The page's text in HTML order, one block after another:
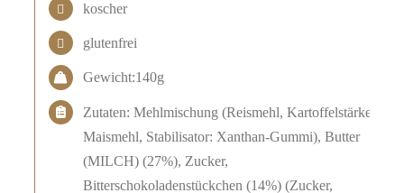
koscher
glutenfrei
Gewicht:140g
Zutaten: Mehlmischung (Reismehl, Kartoffelstärke,
Maismehl, Stabilisator: Xanthan-Gummi), Butter
(MILCH) (27%), Zucker,
Bitterschokoladenstückchen (14%) (Zucker,